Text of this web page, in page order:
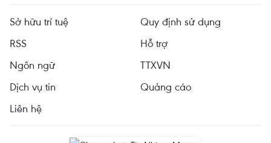
Sở hữu trí tuệ
Quy định sử dụng
RSS
Hỗ trợ
Ngôn ngữ
TTXVN
Dịch vụ tin
Quảng cáo
Liên hệ